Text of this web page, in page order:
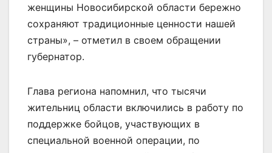
женщины Новосибирской области бережно
сохраняют традиционные ценности нашей
страны», – отметил в своем обращении
губернатор.
Глава региона напомнил, что тысячи
жительниц области включились в работу по
поддержке бойцов, участвующих в
специальной военной операции, по